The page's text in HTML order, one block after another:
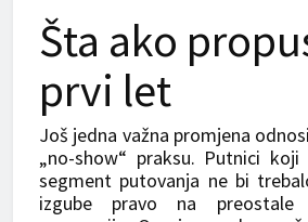
Šta ako
prvi let
Još jedna važna promjena
„no-show“ praksu. Putnici
segment putovanja ne bi
izgube pravo na